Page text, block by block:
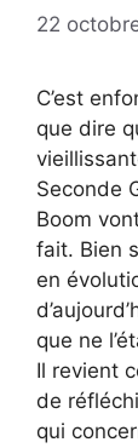
22
C’est
que dire
Seconde
Boom
fait. Bien
en
que ne
Il revient
de
qui